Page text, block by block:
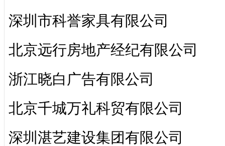
深圳市科誉家具有限公司
北京远行房地产经纪有限公司
浙江晓白广告有限公司
北京千城万礼科贸有限公司
深圳湛艺建设集团有限公司